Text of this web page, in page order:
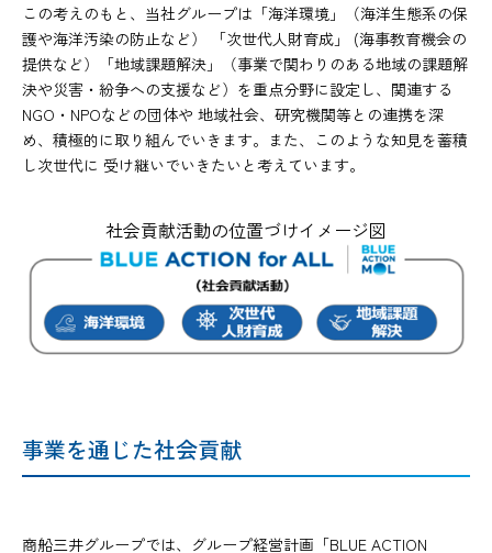
この考えのもと、当社グループは「海洋環境」（海洋生態系の保
護や海洋汚染の防止など） 「次世代人財育成」 (海事教育機会の
提供など）「地域課題解決」（事業で関わりのある地域の課題解
決や災害・紛争への支援など）を重点分野に設定し、関連する
NGO・NPOなどの団体や 地域社会、研究機関等との連携を深
め、積極的に取り組んでいきます。また、このような知見を蓄積
し次世代に 受け継いでいきたいと考えています。
社会貢献活動の位置づけイメージ図
事業を通じた社会貢献
商船三井グループでは、グループ経営計画「BLUE ACTION